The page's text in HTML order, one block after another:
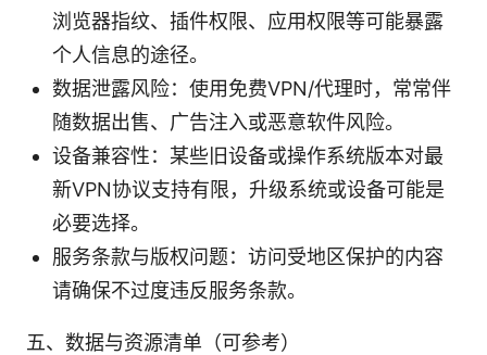
浏览器指纹、插件权限、应用权限等可能暴露
个人信息的途径。
数据泄露风险：使用免费VPN/代理时，常常伴
随数据出售、广告注入或恶意软件风险。
设备兼容性：某些旧设备或操作系统版本对最
新VPN协议支持有限，升级系统或设备可能是
必要选择。
服务条款与版权问题：访问受地区保护的内容
请确保不过度违反服务条款。
五、数据与资源清单（可参考）